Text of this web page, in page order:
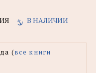
В НАЛИЧИИ
(все книги